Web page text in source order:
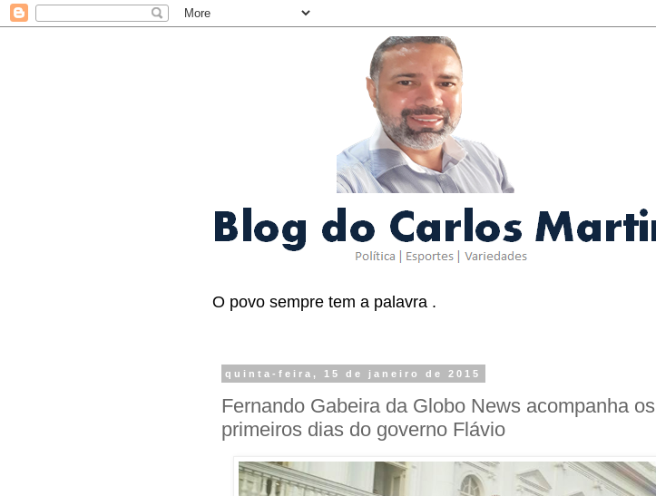
O povo sempre tem a palavra .
quinta-feira, 15 de janeiro de 2015
Fernando Gabeira da Globo News acompanha os
primeiros dias do governo Flávio